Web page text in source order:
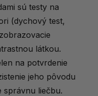
sú testy na
(dychový test,
látkou.
na potvrdenie
jeho pôvodu
správnu liečbu.